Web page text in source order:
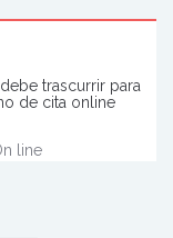
trascurrir para
de cita online
line